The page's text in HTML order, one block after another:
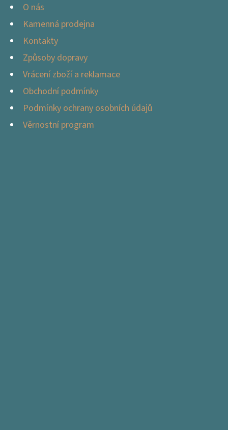
O nás
Kamenná prodejna
Kontakty
Způsoby dopravy
Vrácení zboží a reklamace
Obchodní podmínky
Podmínky ochrany osobních údajů
Věrnostní program